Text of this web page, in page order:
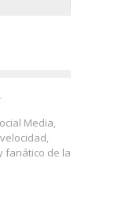
Media,
fanático de la